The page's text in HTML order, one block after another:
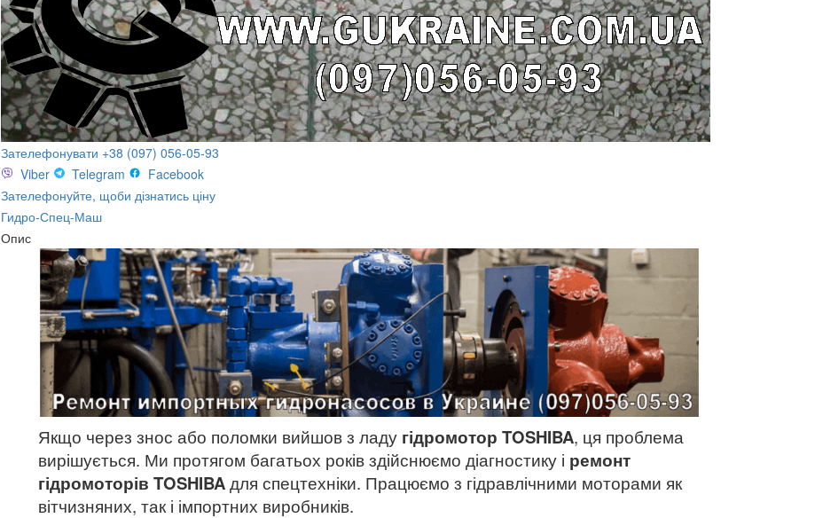
Зателефонувати +38 (097) 056-05-93
Viber
Telegram
Facebook
Зателефонуйте, щоби дізнатись ціну
Гидро-Спец-Маш
Опис
Якщо через знос або поломки вийшов з ладу гідромотор TOSHIBA, ця проблема
вирішується. Ми протягом багатьох років здійснюємо діагностику і ремонт
гідромоторів TOSHIBAдля спецтехніки. Працюємо з гідравлічними моторами як
вітчизняних, так і імпортних виробників.